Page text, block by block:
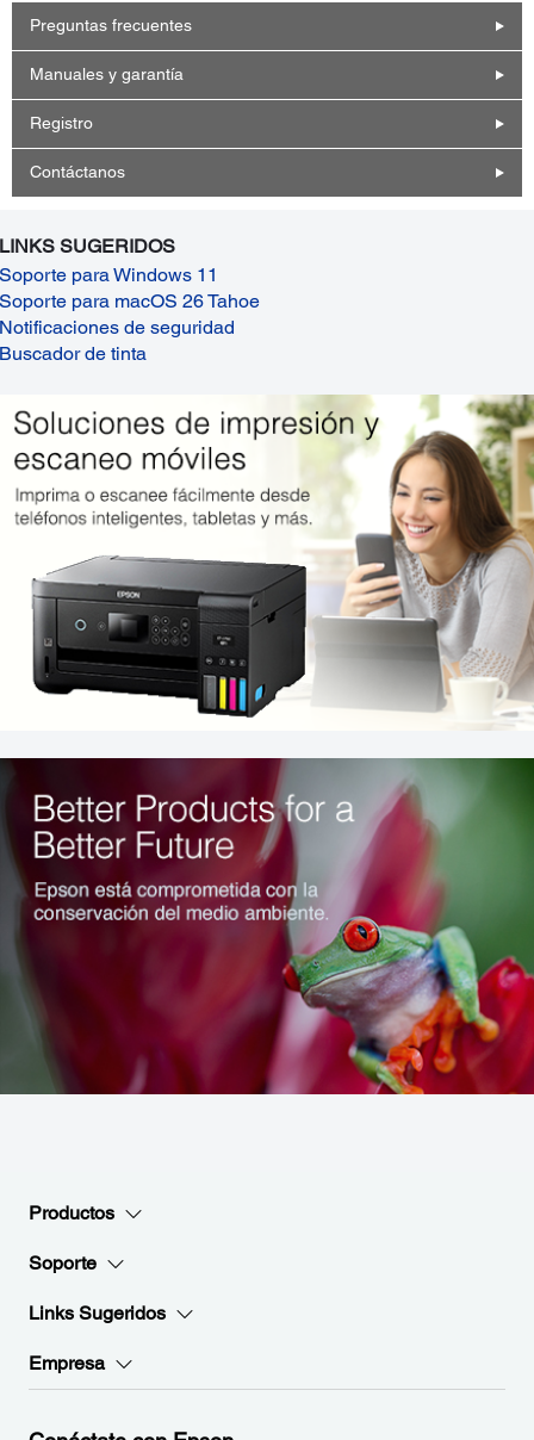
Preguntas frecuentes
Manuales y garantía
Registro
Contáctanos
LINKS SUGERIDOS
Soporte para Windows 11
Soporte para macOS 26 Tahoe
Notificaciones de seguridad
Buscador de tinta
Productos
Soporte
Links Sugeridos
Empresa